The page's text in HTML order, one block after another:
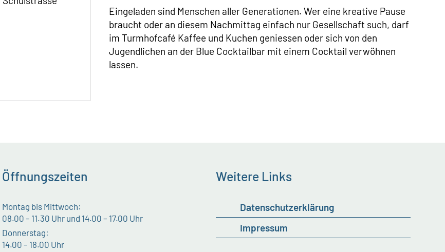
Eingeladen sind Menschen aller Generationen. Wer eine kreative Pause
braucht oder an diesem Nachmittag einfach nur Gesellschaft such, darf
im Turmhofcafé Kaffee und Kuchen geniessen oder sich von den
Jugendlichen an der Blue Cocktailbar mit einem Cocktail verwöhnen
lassen.
Öffnungszeiten
Montag bis Mittwoch:
08.00 – 11.30 Uhr und 14.00 – 17.00 Uhr
Donnerstag:
14.00 – 18.00 Uhr
Weitere Links
Datenschutzerklärung
Impressum